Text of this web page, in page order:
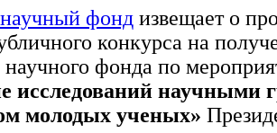
фонд извещает о
конкурса на
научного фонда по
исследований научными
молодых ученых»